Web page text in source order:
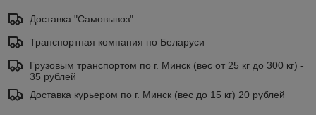
Доставка "Самовывоз"
Транспортная компания по Беларуси
Грузовым транспортом по г. Минск (вес от 25 кг до 300 кг) -
35 рублей
Доставка курьером по г. Минск (вес до 15 кг) 20 рублей